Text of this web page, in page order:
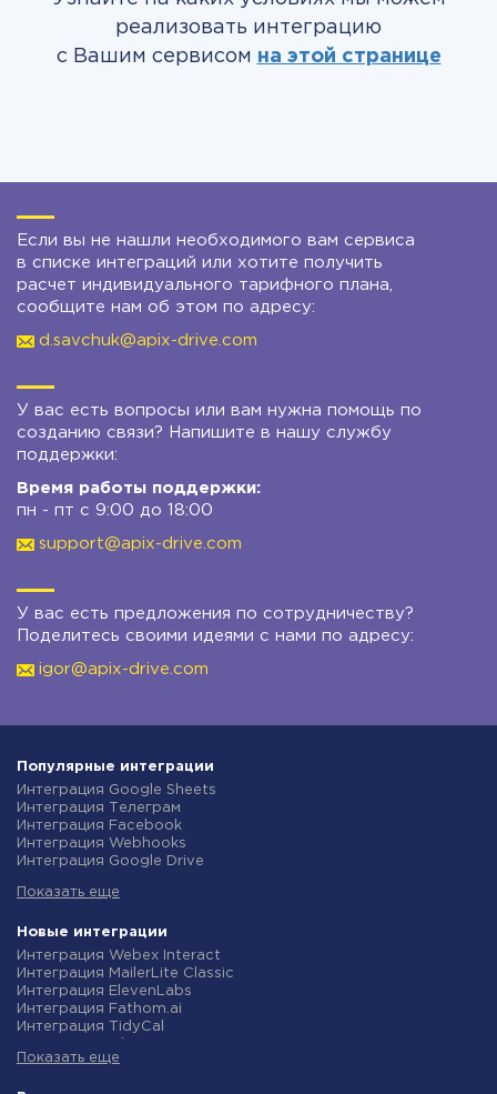
реализовать интеграцию
с Вашим сервисом на этой странице
Если вы не нашли необходимого вам сервиса
в списке интеграций или хотите получить
расчет индивидуального тарифного плана,
сообщите нам об этом по адресу:
d.savchuk@apix-drive.com
У вас есть вопросы или вам нужна помощь по
созданию связи? Напишите в нашу службу
поддержки:
Время работы поддержки:
пн - пт с 9:00 до 18:00
support@apix-drive.com
У вас есть предложения по сотрудничеству?
Поделитесь своими идеями с нами по адресу:
igor@apix-drive.com
Популярные интеграции
Интеграция Google Sheets
Интеграция Телеграм
Интеграция Facebook
Интеграция Webhooks
Интеграция Google Drive
Интеграция Gmail
Интеграция Новая Почта
Интеграция Binotel
Интеграция OpenAI (ChatGPT)
Интеграция Prom
Интеграция Приват24
Интеграция OLX
Интеграция TurboSMS
Интеграция SendPulse
Показать еще
Новые интеграции
Интеграция Webex Interact
Интеграция MailerLite Classic
Интеграция ElevenLabs
Интеграция Fathom.ai
Интеграция TidyCal
Интеграция Gist
Показать еще